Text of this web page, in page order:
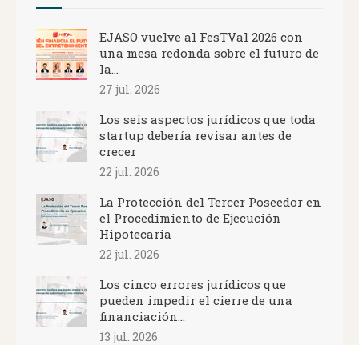
EJASO vuelve al FesTVal 2026 con
una mesa redonda sobre el futuro de
la...
27 jul. 2026
Los seis aspectos jurídicos que toda
startup debería revisar antes de
crecer
22 jul. 2026
La Protección del Tercer Poseedor en
el Procedimiento de Ejecución
Hipotecaria
22 jul. 2026
Los cinco errores jurídicos que
pueden impedir el cierre de una
financiación...
13 jul. 2026